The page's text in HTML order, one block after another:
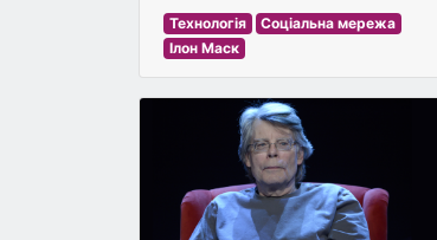
Технологія
Соціальна мережа
Ілон Маск